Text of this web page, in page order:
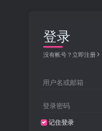
登录
没有帐号？立即注册
用户名或邮箱
登录密码
记住登录